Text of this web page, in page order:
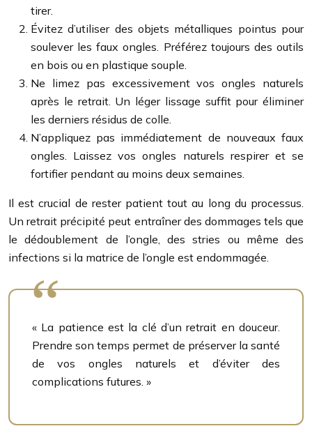
tirer.
Évitez d’utiliser des objets métalliques pointus pour
soulever les faux ongles. Préférez toujours des outils
en bois ou en plastique souple.
Ne limez pas excessivement vos ongles naturels
après le retrait. Un léger lissage suffit pour éliminer
les derniers résidus de colle.
N’appliquez pas immédiatement de nouveaux faux
ongles. Laissez vos ongles naturels respirer et se
fortifier pendant au moins deux semaines.
Il est crucial de rester patient tout au long du processus.
Un retrait précipité peut entraîner des dommages tels que
le dédoublement de l’ongle, des stries ou même des
infections si la matrice de l’ongle est endommagée.
« La patience est la clé d’un retrait en douceur.
Prendre son temps permet de préserver la santé
de vos ongles naturels et d’éviter des
complications futures. »